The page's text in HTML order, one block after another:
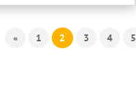
« 1 2 3 4 5